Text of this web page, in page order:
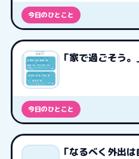
今日のひとこと
「家で過ごそう
今日のひとこと
「なるべく外出